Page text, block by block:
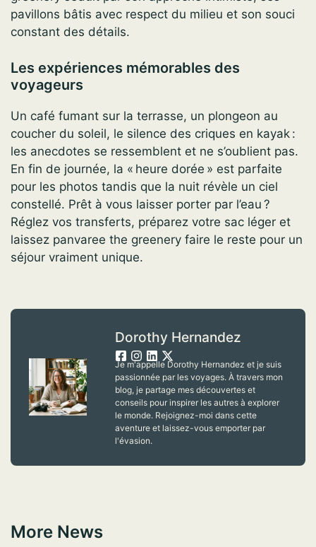
pavillons bâtis avec respect du milieu et son souci
constant des détails.
Les expériences mémorables des
voyageurs
Un café fumant sur la terrasse, un plongeon au
coucher du soleil, le silence des criques en kayak :
les anecdotes se ressemblent et ne s’oublient pas.
En fin de journée, la « heure dorée » est parfaite
pour les photos tandis que la nuit révèle un ciel
constellé. Prêt à vous laisser porter par l’eau ?
Réglez vos transferts, préparez votre sac léger et
laissez panvaree the greenery faire le reste pour un
séjour vraiment unique.
Dorothy Hernandez
Je m'appelle Dorothy Hernandez et je suis
passionnée par les voyages. À travers mon
blog, je partage mes découvertes et
conseils pour inspirer les autres à explorer
le monde. Rejoignez-moi dans cette
aventure et laissez-vous emporter par
l'évasion.
More News